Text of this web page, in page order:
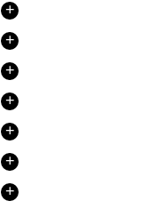
+
+
+
+
+
+
+